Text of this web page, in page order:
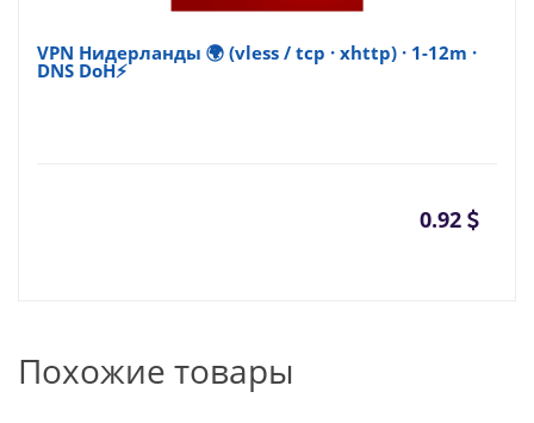
VPN Нидерланды 🌍 (vless / tcp · xhttp) · 1-12m ·
DNS DoH⚡
0.92
Похожие товары